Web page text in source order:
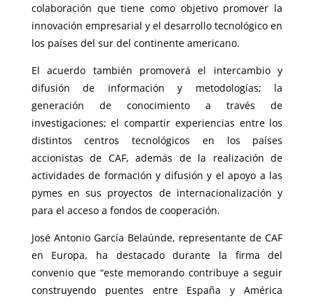
colaboración que tiene como objetivo promover la
innovación empresarial y el desarrollo tecnológico en
los países del sur del continente americano.
El acuerdo también promoverá el intercambio y
difusión de información y metodologías; la
generación de conocimiento a través de
investigaciones; el compartir experiencias entre los
distintos centros tecnológicos en los países
accionistas de CAF, además de la realización de
actividades de formación y difusión y el apoyo a las
pymes en sus proyectos de internacionalización y
para el acceso a fondos de cooperación.
José Antonio García Belaúnde, representante de CAF
en Europa, ha destacado durante la firma del
convenio que “este memorando contribuye a seguir
construyendo puentes entre España y América